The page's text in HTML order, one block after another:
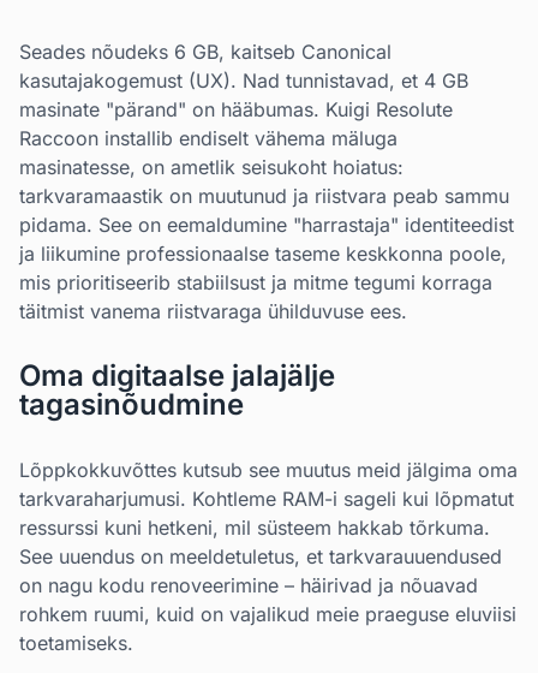
Seades nõudeks 6 GB, kaitseb Canonical
kasutajakogemust (UX). Nad tunnistavad, et 4 GB
masinate "pärand" on hääbumas. Kuigi Resolute
Raccoon installib endiselt vähema mäluga
masinatesse, on ametlik seisukoht hoiatus:
tarkvaramaastik on muutunud ja riistvara peab sammu
pidama. See on eemaldumine "harrastaja" identiteedist
ja liikumine professionaalse taseme keskkonna poole,
mis prioritiseerib stabiilsust ja mitme tegumi korraga
täitmist vanema riistvaraga ühilduvuse ees.
Oma digitaalse jalajälje
tagasinõudmine
Lõppkokkuvõttes kutsub see muutus meid jälgima oma
tarkvaraharjumusi. Kohtleme RAM-i sageli kui lõpmatut
ressurssi kuni hetkeni, mil süsteem hakkab tõrkuma.
See uuendus on meeldetuletus, et tarkvarauuendused
on nagu kodu renoveerimine – häirivad ja nõuavad
rohkem ruumi, kuid on vajalikud meie praeguse eluviisi
toetamiseks.